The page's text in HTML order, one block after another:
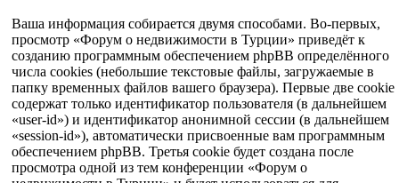
Ваша информация собирается двумя способами. Во-первых,
просмотр «Форум о недвижимости в Турции» приведёт к
созданию программным обеспечением phpBB определённого
числа cookies (небольшие текстовые файлы, загружаемые в
папку временных файлов вашего браузера). Первые две cookie
содержат только идентификатор пользователя (в дальнейшем
«user-id») и идентификатор анонимной сессии (в дальнейшем
«session-id»), автоматически присвоенные вам программным
обеспечением phpBB. Третья cookie будет создана после
просмотра одной из тем конференции «Форум о